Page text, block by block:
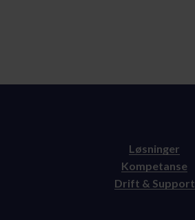
Løsninger
Kompetanse
Drift & Support